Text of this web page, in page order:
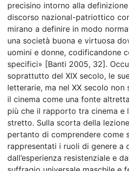
precisino intorno alla
discorso nazional-patriottico
mirano a definire in modo
una società buona e virtuosa
uomini e donne, codificandone
specifici» [Banti 2005, 32].
soprattutto del XIX secolo, le
letterarie, ma nel XX secolo non
il cinema come una fonte
più che il rapporto tra cinema e
stretto. Sulla scorta della
pertanto di comprendere come
rappresentati i ruoli di genere a
dall’esperienza resistenziale e